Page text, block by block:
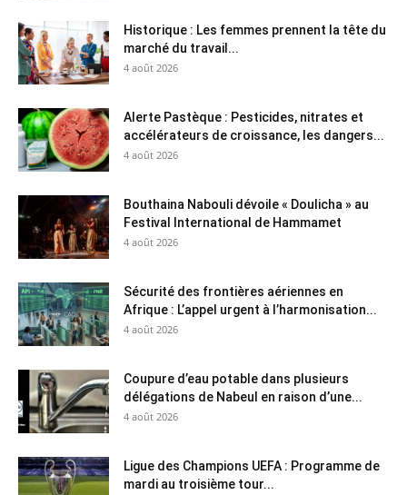
Historique : Les femmes prennent la tête du
marché du travail...
4 août 2026
Alerte Pastèque : Pesticides, nitrates et
accélérateurs de croissance, les dangers...
4 août 2026
Bouthaina Nabouli dévoile « Doulicha » au
Festival International de Hammamet
4 août 2026
Sécurité des frontières aériennes en
Afrique : L’appel urgent à l’harmonisation...
4 août 2026
Coupure d’eau potable dans plusieurs
délégations de Nabeul en raison d’une...
4 août 2026
Ligue des Champions UEFA : Programme de
mardi au troisième tour...